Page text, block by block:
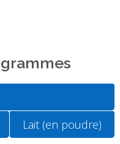
Lait (en poudre)